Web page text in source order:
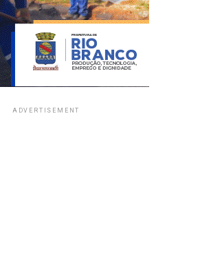
ADVERTISEMENT